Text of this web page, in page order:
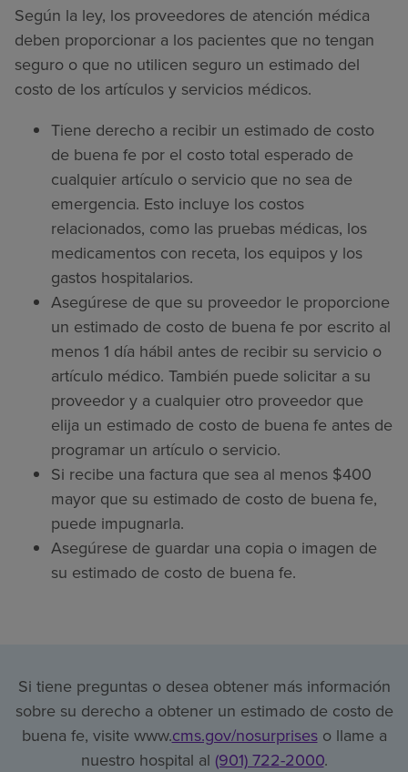
Según la ley, los proveedores de atención médica
deben proporcionar a los pacientes que no tengan
seguro o que no utilicen seguro un estimado del
costo de los artículos y servicios médicos.
Tiene derecho a recibir un estimado de costo
de buena fe por el costo total esperado de
cualquier artículo o servicio que no sea de
emergencia. Esto incluye los costos
relacionados, como las pruebas médicas, los
medicamentos con receta, los equipos y los
gastos hospitalarios.
Asegúrese de que su proveedor le proporcione
un estimado de costo de buena fe por escrito al
menos 1 día hábil antes de recibir su servicio o
artículo médico. También puede solicitar a su
proveedor y a cualquier otro proveedor que
elija un estimado de costo de buena fe antes de
programar un artículo o servicio.
Si recibe una factura que sea al menos $400
mayor que su estimado de costo de buena fe,
puede impugnarla.
Asegúrese de guardar una copia o imagen de
su estimado de costo de buena fe.
Si tiene preguntas o desea obtener más información
sobre su derecho a obtener un estimado de costo de
buena fe, visite www.cms.gov/nosurpriseso llame a
nuestro hospital al (901) 722-2000.